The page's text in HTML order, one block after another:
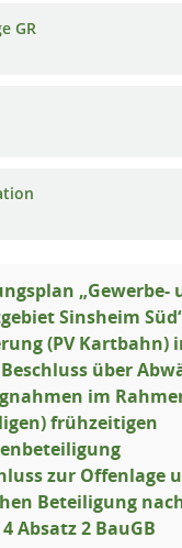
GR
„Gewerbe-
Sinsheim
(PV Kartbahn)
über
im
frühzeitigen
zur Offenlage
Beteiligung
Absatz 2 BauGB